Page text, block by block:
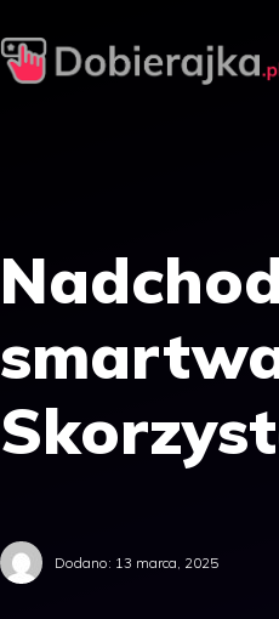
Dodano: 13 marca, 2025